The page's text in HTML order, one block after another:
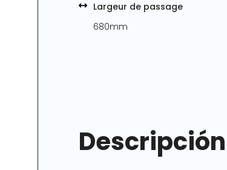
Largeur de passage
680mm